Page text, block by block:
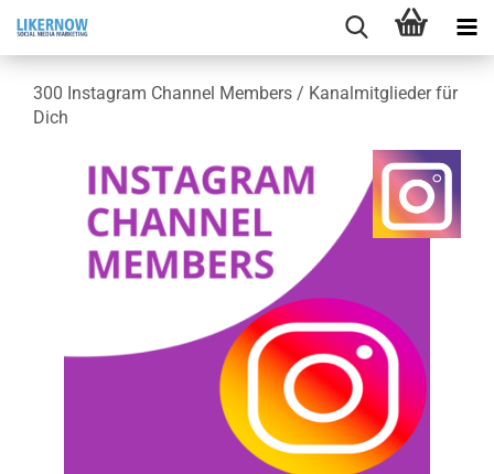
300 In­sta­gram Chan­nel Mem­bers / Ka­nal­mit­glie­der für
Dich